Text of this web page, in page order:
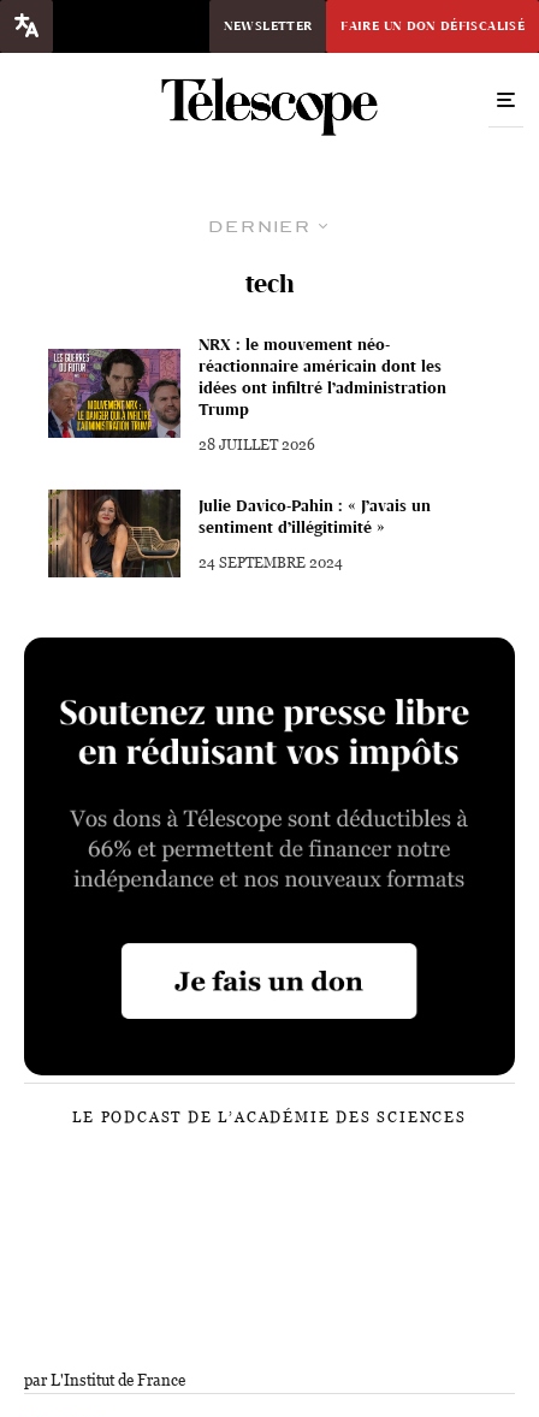
NEWSLETTER FAIRE UN DON DÉFISCALISÉ
Dernier
tech
NRX : le mouvement néo-
réactionnaire américain dont les
idées ont infiltré l’administration
Trump
28 JUILLET 2026
Julie Davico-Pahin : « J’avais un
sentiment d’illégitimité »
24 SEPTEMBRE 2024
LE PODCAST DE L’ACADÉMIE DES SCIENCES
par L'Institut de France